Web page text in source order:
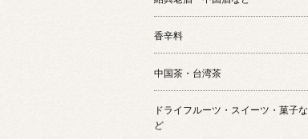
香辛料
中国茶・台湾茶
ドライフルーツ・スイーツ・菓子な
ど